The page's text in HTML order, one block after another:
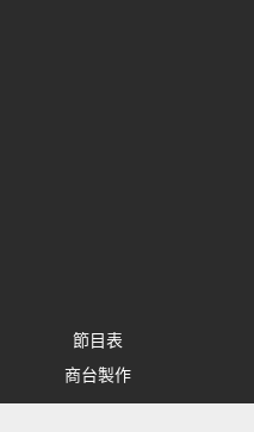
節目表
商台製作